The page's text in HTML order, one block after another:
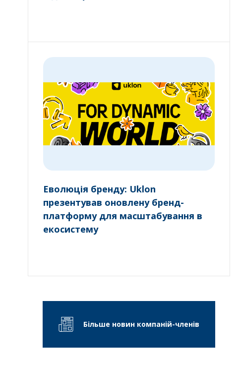
Еволюція бренду: Uklon
презентував оновлену бренд-
платформу для масштабування в
екосистему
Більше новин компаній-членів